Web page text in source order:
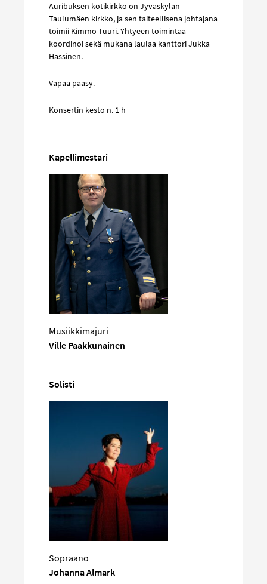
Auribuksen kotikirkko on Jyväskylän
Taulumäen kirkko, ja sen taiteellisena johtajana
toimii Kimmo Tuuri. Yhtyeen toimintaa
koordinoi sekä mukana laulaa kanttori Jukka
Hassinen.
Vapaa pääsy.
Konsertin kesto n. 1 h
Kapellimestari
Musiikkimajuri
Ville Paakkunainen
Solisti
Sopraano
Johanna Almark